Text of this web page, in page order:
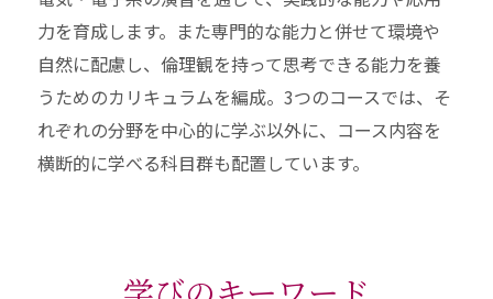
力を育成します。また専門的な能力と併せて環境や
自然に配慮し、倫理観を持って思考できる能力を養
うためのカリキュラムを編成。3つのコースでは、そ
れぞれの分野を中心的に学ぶ以外に、コース内容を
横断的に学べる科目群も配置しています。